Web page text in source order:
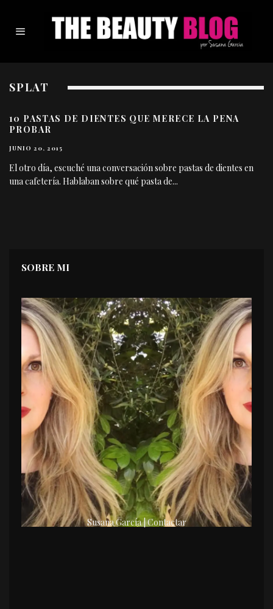
SPLAT
10 PASTAS DE DIENTES QUE MERECE LA PENA
PROBAR
JUNIO 20, 2015
El otro día, escuché una conversación sobre pastas de dientes en
una cafetería. Hablaban sobre qué pasta de...
SOBRE MI
Susana García | Contactar